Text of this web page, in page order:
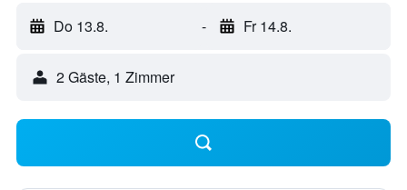
Do 13.8. - Fr 14.8.
2 Gäste, 1 Zimmer